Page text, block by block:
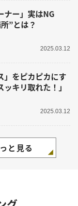
ナー」実はNG
”とは？
2025.03.12
」をピカピカにす
キリ取れた！」
2025.03.12
と見る